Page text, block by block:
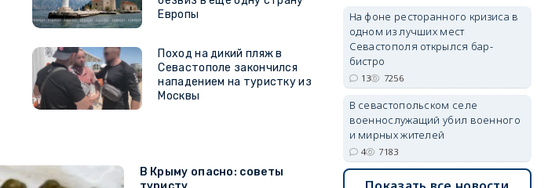
Европы
Поход на дикий пляж в
Севастополе закончился
нападением на туристку из
Москвы
В Крыму опасно: советы
На фоне ресторанного кризиса в
одном из лучших мест
Севастополя открылся бар-
бистро
13 7256
В севастопольском селе
военнослужащий убил военного
и мирных жителей
4 7183